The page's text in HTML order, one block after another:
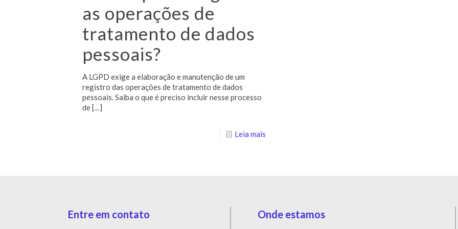
as operações de
tratamento de dados
pessoais?
A LGPD exige a elaboração e manutenção de um
registro das operações de tratamento de dados
pessoais. Saiba o que é preciso incluir nesse processo
de[…]
Leia mais
Entre em contato Onde estamos